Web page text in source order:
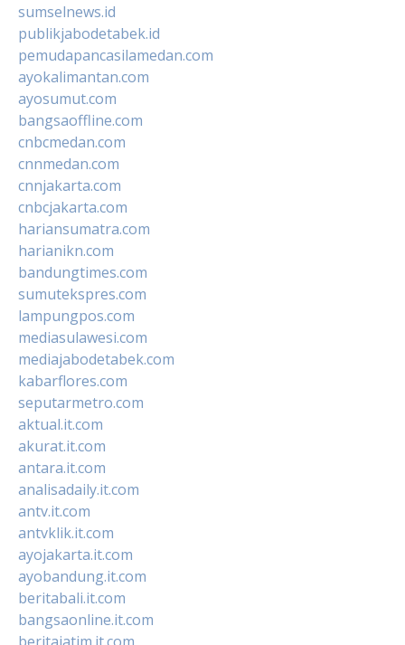
sumselnews.id
publikjabodetabek.id
pemudapancasilamedan.com
ayokalimantan.com
ayosumut.com
bangsaoffline.com
cnbcmedan.com
cnnmedan.com
cnnjakarta.com
cnbcjakarta.com
hariansumatra.com
harianikn.com
bandungtimes.com
sumutekspres.com
lampungpos.com
mediasulawesi.com
mediajabodetabek.com
kabarflores.com
seputarmetro.com
aktual.it.com
akurat.it.com
antara.it.com
analisadaily.it.com
antv.it.com
antvklik.it.com
ayojakarta.it.com
ayobandung.it.com
beritabali.it.com
bangsaonline.it.com
beritajatim.it.com